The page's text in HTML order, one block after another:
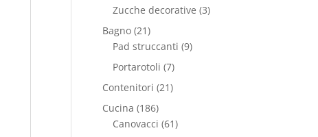
Zucche decorative (3)
Bagno (21)
Pad struccanti (9)
Portarotoli (7)
Contenitori (21)
Cucina (186)
Canovacci (61)